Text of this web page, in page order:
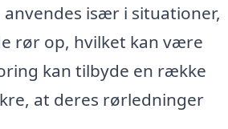
især i situationer,
rør op, hvilket kan være
kan tilbyde en række
at deres rørledninger